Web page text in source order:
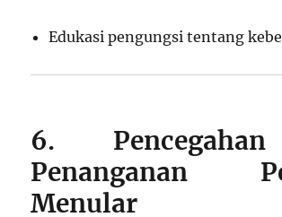
Edukasi pengungsi tentang
6.
Penanganan
Menular